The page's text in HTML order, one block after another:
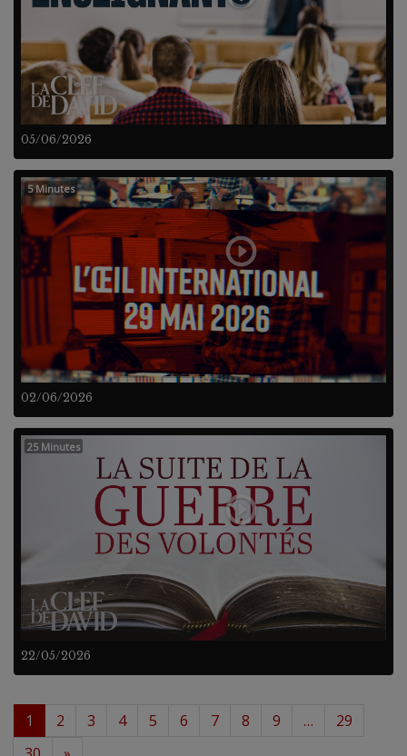
05/06/2026
02/06/2026
5 Minutes
22/05/2026
25 Minutes
1 2 3 4 5 6 7 8 9 …
29